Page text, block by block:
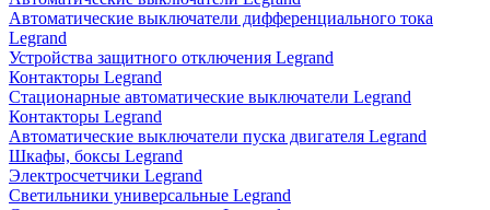
Автоматические выключатели дифференциального тока
Legrand
Устройства защитного отключения Legrand
Контакторы Legrand
Стационарные автоматические выключатели Legrand
Контакторы Legrand
Автоматические выключатели пуска двигателя Legrand
Шкафы, боксы Legrand
Электросчетчики Legrand
Светильники универсальные Legrand